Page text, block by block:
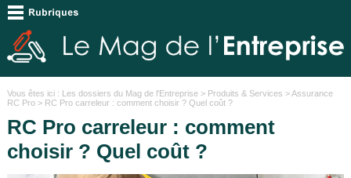
Vous êtes ici : Les dossiers du Mag de l'Entreprise> Produits & Services >Assurance
RC Pro> RC Pro carreleur : comment choisir ? Quel coût ?
RC Pro carreleur : comment
choisir ? Quel coût ?